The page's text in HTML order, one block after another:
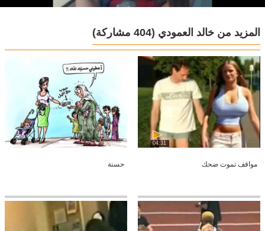
المزيد من خالد العمودي (404 مشاركة)
04:31
مواقف تموت ضحك حسنة